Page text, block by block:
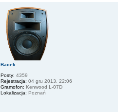
a
k
t
j
s
i
ę
z
d
k
m
a
n
Bacek
Posty: 4359
Rejestracja: 04 gru 2013, 22:06
Gramofon: Kenwood L-07D
Lokalizacja: Poznań